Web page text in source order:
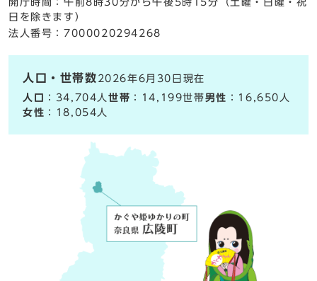
日を除きます）
法人番号：7000020294268
人口・世帯数 2026年6月30日現在
人口
：34,704人世帯 ：14,199世帯男性 ：16,650人
女性 ：18,054人